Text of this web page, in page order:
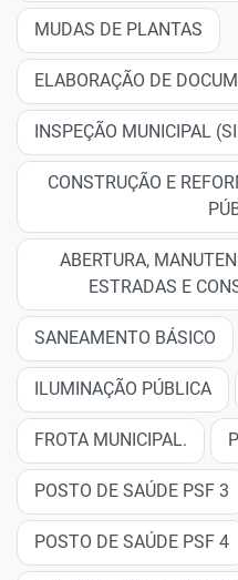
MUDAS DE PLANTAS
ELABORAÇÃO DE
INSPEÇÃO MUNICIPAL
CONSTRUÇÃO E
ABERTURA,
ESTRADAS E
SANEAMENTO BÁSICO
ILUMINAÇÃO PÚBLICA
FROTA MUNICIPAL.
POSTO DE SAÚDE PSF 3
POSTO DE SAÚDE PSF 4